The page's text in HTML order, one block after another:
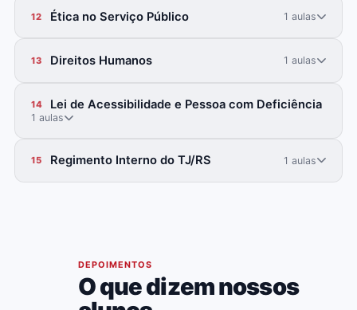
12 Ética no Serviço Público 1 aulas
13 Direitos Humanos 1 aulas
14 Lei de Acessibilidade e Pessoa com Deficiência
1 aulas
15 Regimento Interno do TJ/RS 1 aulas
DEPOIMENTOS
O que dizem nossos